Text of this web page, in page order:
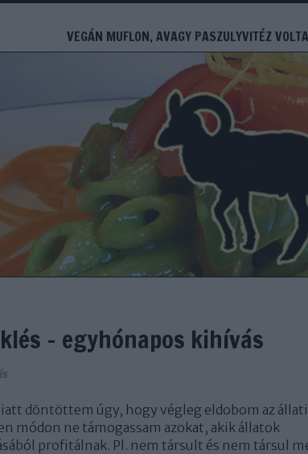
VEGÁN MUFLON, AVAGY PASZULYVITÉZ
- egyhónapos kihívás
döntöttem úgy, hogy végleg eldobom az állati
módon ne támogassam azokat, akik állatok
profitálnak. Pl. nem társult és nem társul